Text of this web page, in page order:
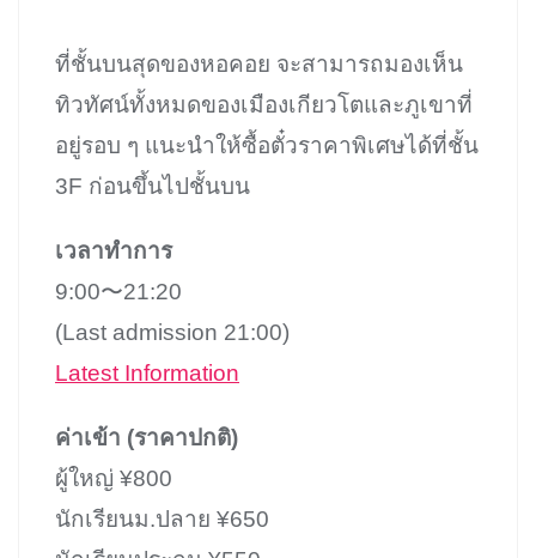
ที่ชั้นบนสุดของหอคอย จะสามารถมองเห็น
ทิวทัศน์ทั้งหมดของเมืองเกียวโตและภูเขาที่
อยู่รอบ ๆ แนะนำให้ซื้อตั๋วราคาพิเศษได้ที่ชั้น
3F ก่อนขึ้นไปชั้นบน
เวลาทำการ
9:00〜21:20
(Last admission 21:00)
Latest Information
ค่าเข้า (ราคาปกติ)
ผู้ใหญ่ ¥800
นักเรียนม.ปลาย ¥650